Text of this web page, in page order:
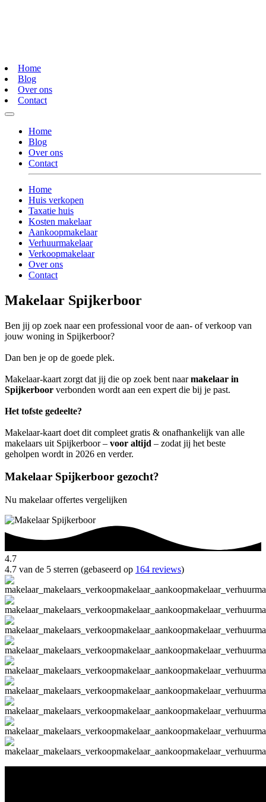
Home
Blog
Over ons
Contact
Home
Blog
Over ons
Contact
Home
Huis verkopen
Taxatie huis
Kosten makelaar
Aankoopmakelaar
Verhuurmakelaar
Verkoopmakelaar
Over ons
Contact
Makelaar Spijkerboor
Ben jij op zoek naar een professional voor de aan- of verkoop van
jouw woning in Spijkerboor?
Dan ben je op de goede plek.
Makelaar-kaart zorgt dat jij die op zoek bent naarmakelaar in
Spijkerboor verbonden wordt aan een expert die bij je past.
Het tofste gedeelte?
Makelaar-kaart doet dit compleet gratis & onafhankelijk van alle
makelaars uit Spijkerboor – voor altijd – zodat jij het beste
geholpen wordt in 2026 en verder.
Makelaar Spijkerboor gezocht?
Nu makelaar offertes vergelijken
4.7
4.7 van de 5 sterren (gebaseerd op 164 reviews)